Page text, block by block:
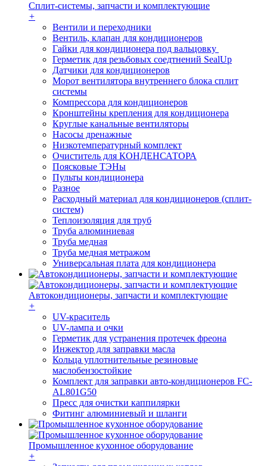
Сплит-системы, запчасти и комплектующие
+
Вентили и переходники
Вентиль, клапан для кондиционеров
Гайки для кондиционера под вальцовку
Герметик для резьбовых соедтнений SealUp
Датчики для кондиционеров
Морот вентилятора внутреннего блока сплит
системы
Компрессора для кондиционеров
Кронштейны крепления для кондиционера
Круглые канальные вентиляторы
Насосы дренажные
Низкотемпературный комплект
Очиститель для КОНДЕНСАТОРА
Поясковые ТЭНы
Пульты кондиционера
Разное
Расходный материал для кондиционеров (сплит-
систем)
Теплоизоляция для труб
Труба алюминиевая
Труба медная
Труба медная метражом
Универсальная плата для кондиционера
Автокондиционеры, запчасти и комплектующие
+
UV-краситель
UV-лампа и очки
Герметик для устранения протечек фреона
Инжектор для заправки масла
Кольца уплотнительные резиновые
маслобензостойкие
Комплект для заправки авто-кондиционеров FC-
AL801G50
Пресс для очистки каппилярки
Фитинг алюминиевый и шланги
Промышленное кухонное оборудование
+